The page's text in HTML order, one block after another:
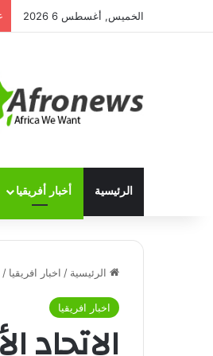
الخميس, أغسطس 6 2026
الرئيسية أخبار أفريقيا
الرئيسية / اخبار افريقيا /
اخبار افريقيا